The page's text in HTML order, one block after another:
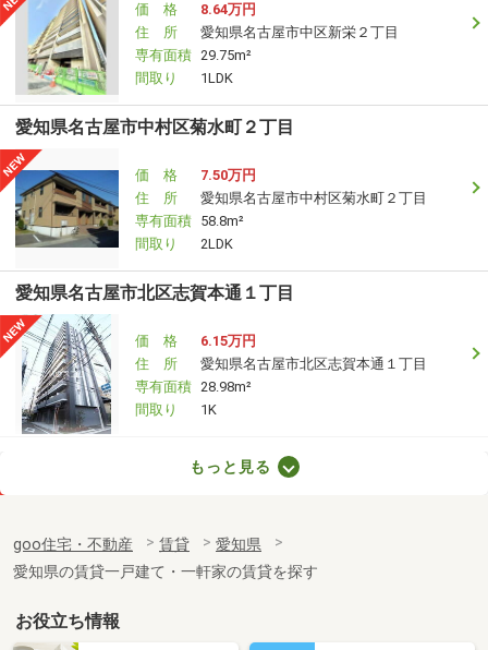
価 格
8.64万円
住 所
愛知県名古屋市中区新栄２丁目
専有面積 29.75m²
間取り
1LDK
愛知県名古屋市中村区菊水町２丁目
価 格
7.50万円
住 所
愛知県名古屋市中村区菊水町２丁目
専有面積 58.8m²
間取り
2LDK
愛知県名古屋市北区志賀本通１丁目
価 格
6.15万円
住 所
愛知県名古屋市北区志賀本通１丁目
専有面積 28.98m²
間取り
1K
愛知県名古屋市東区大幸４丁目
専有面積
27.32m²
間取り
1K
愛知県名古屋市南区砂口町
もっと見る
goo住宅・不動産 賃貸
愛知県
愛知県の賃貸一戸建て・一軒家の賃貸を探す
お役立ち情報